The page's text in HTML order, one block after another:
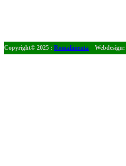
Copyright© 2025 : Romalimenta Webdesign: